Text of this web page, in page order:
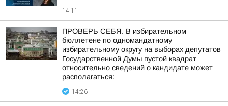
14:11
ПРОВЕРЬ СЕБЯ. В избирательном
бюллетене по одномандатному
избирательному округу на выборах депутатов
Государственной Думы пустой квадрат
относительно сведений о кандидате может
располагаться:
14:26